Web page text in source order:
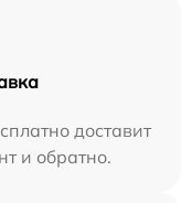
доставит
и обратно.